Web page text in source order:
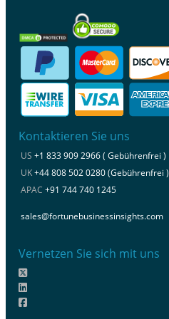
Kontaktieren Sie uns
US +1 833 909 2966 ( Gebührenfrei )
UK+44 808 502 0280 (Gebührenfrei )
APAC +91 744 740 1245
sales@fortunebusinessinsights.com
Vernetzen Sie sich mit uns